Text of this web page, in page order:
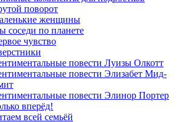
поворот
женщины
соседи по планете
чувство
повести Луизы Олкотт
повести Элизабет Мид-
повести Элинор Портер
вперёд!
всей семьёй